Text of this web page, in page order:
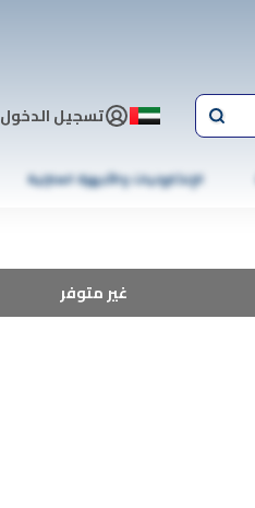
تسجيل الدخول
الإلكترونيات والأجهزة المنزلية
غير متوفر